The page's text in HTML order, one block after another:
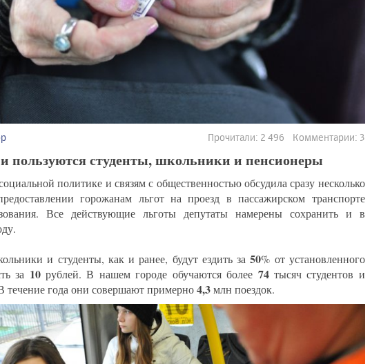
Прочитали: 2 496 Комментарии: 3
пользуются студенты, школьники и пенсионеры
политике и связям с общественностью обсудила сразу несколько
горожанам льгот на проезд в пассажирском транспорте
Все действующие льготы депутаты намерены сохранить и в
и студенты, как и ранее, будут ездить за 50% от установленного
за 10рублей. В нашем городе обучаются более 74 тысяч студентов и
течение года они совершают примерно4,3млн поездок.